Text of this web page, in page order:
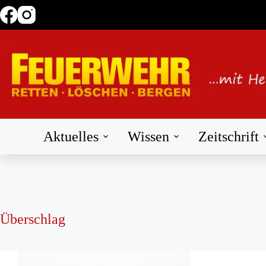
Zum
Inhalt
Aktuelles Wissen Zeitschrift
Überschlag